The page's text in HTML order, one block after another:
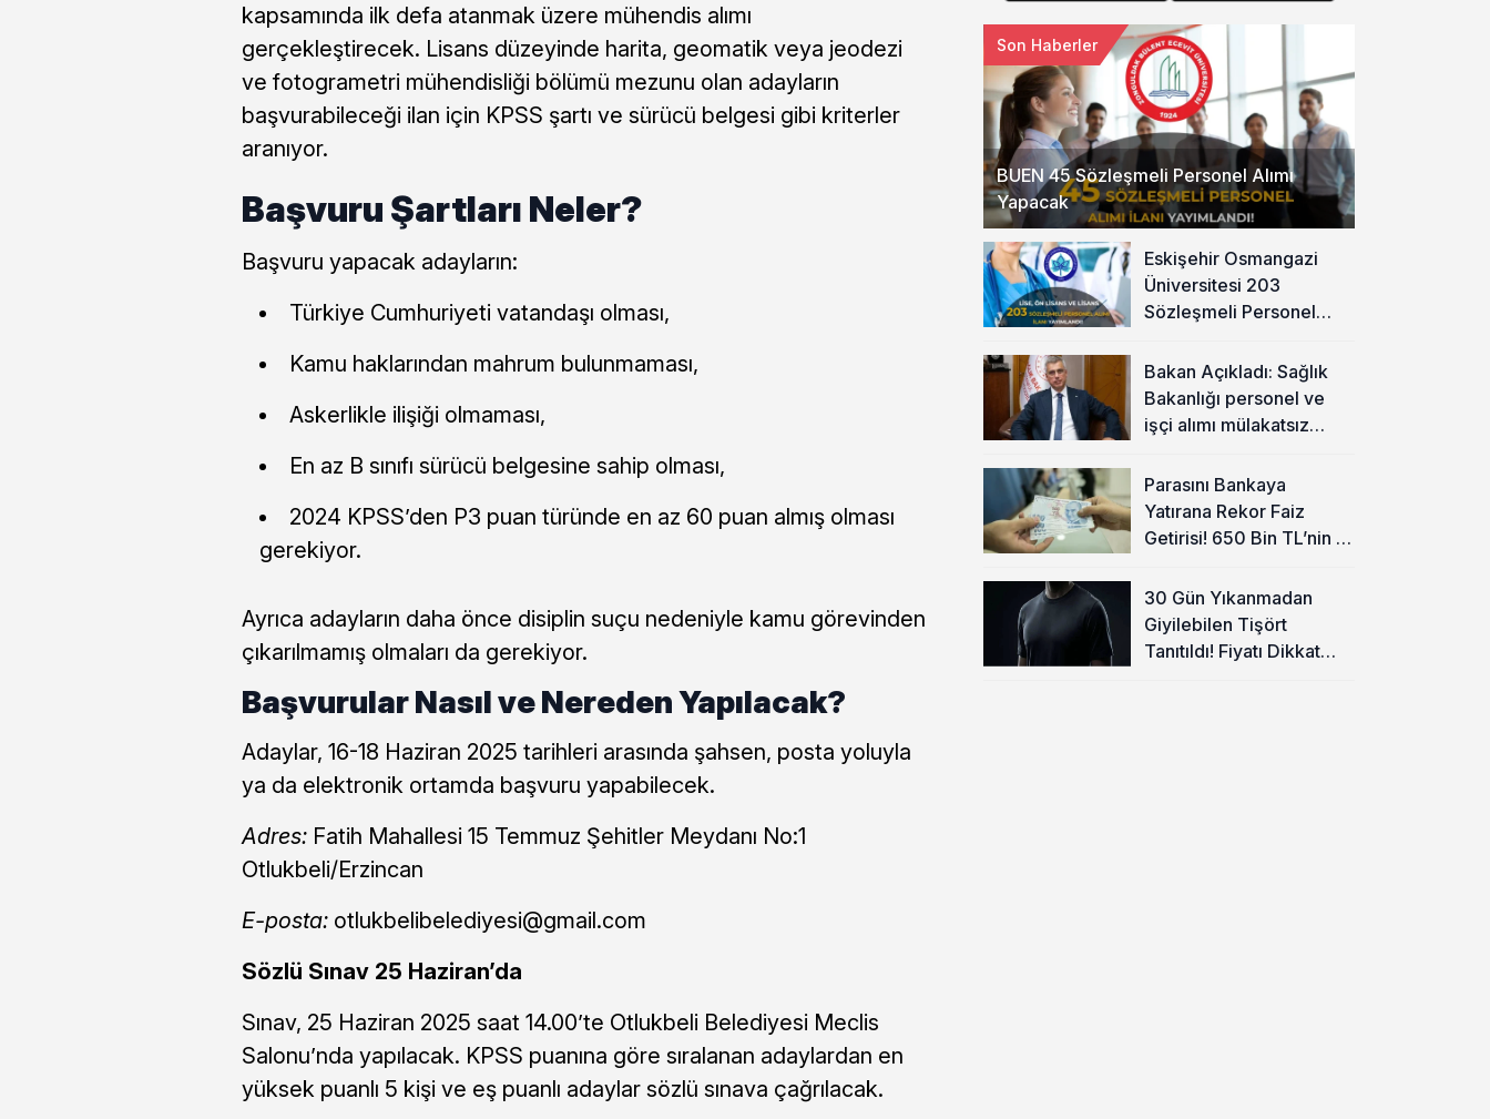
kapsamında ilk defa atanmak üzere mühendis alımı
gerçekleştirecek. Lisans düzeyinde harita, geomatik veya jeodezi
ve fotogrametri mühendisliği bölümü mezunu olan adayların
başvurabileceği ilan için KPSS şartı ve sürücü belgesi gibi kriterler
aranıyor.
Başvuru Şartları Neler?
Başvuru yapacak adayların:
Türkiye Cumhuriyeti vatandaşı olması,
Kamu haklarından mahrum bulunmaması,
Askerlikle ilişiği olmaması,
En az B sınıfı sürücü belgesine sahip olması,
2024 KPSS’den P3 puan türünde en az 60 puan almış olması
gerekiyor.
Ayrıca adayların daha önce disiplin suçu nedeniyle kamu görevinden
çıkarılmamış olmaları da gerekiyor.
Başvurular Nasıl ve Nereden Yapılacak?
Adaylar, 16-18 Haziran 2025 tarihleri arasında şahsen, posta yoluyla
ya da elektronik ortamda başvuru yapabilecek.
Adres:Fatih Mahallesi 15 Temmuz Şehitler Meydanı No:1
Otlukbeli/Erzincan
E-posta: otlukbelibelediyesi@gmail.com
Sözlü Sınav 25 Haziran’da
Sınav, 25 Haziran 2025 saat 14.00’te Otlukbeli Belediyesi Meclis
Salonu’nda yapılacak. KPSS puanına göre sıralanan adaylardan en
yüksek puanlı 5 kişi ve eş puanlı adaylar sözlü sınava çağrılacak.
BUEN 45 Sözleşmeli Personel Alımı
Yapacak
Son Haberler
Eskişehir Osmangazi
Üniversitesi 203
Sözleşmeli Personel
Bakan Açıkladı: Sağlık
Bakanlığı personel ve
işçi alımı mülakatsız
Parasını Bankaya
Yatırana Rekor Faiz
Getirisi! 650 Bin TL’nin 1
30 Gün Yıkanmadan
Giyilebilen Tişört
Tanıtıldı! Fiyatı Dikkat